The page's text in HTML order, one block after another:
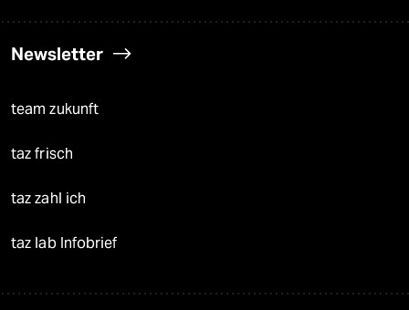
Newsletter
team zukunft
taz frisch
taz zahl ich
taz lab Infobrief